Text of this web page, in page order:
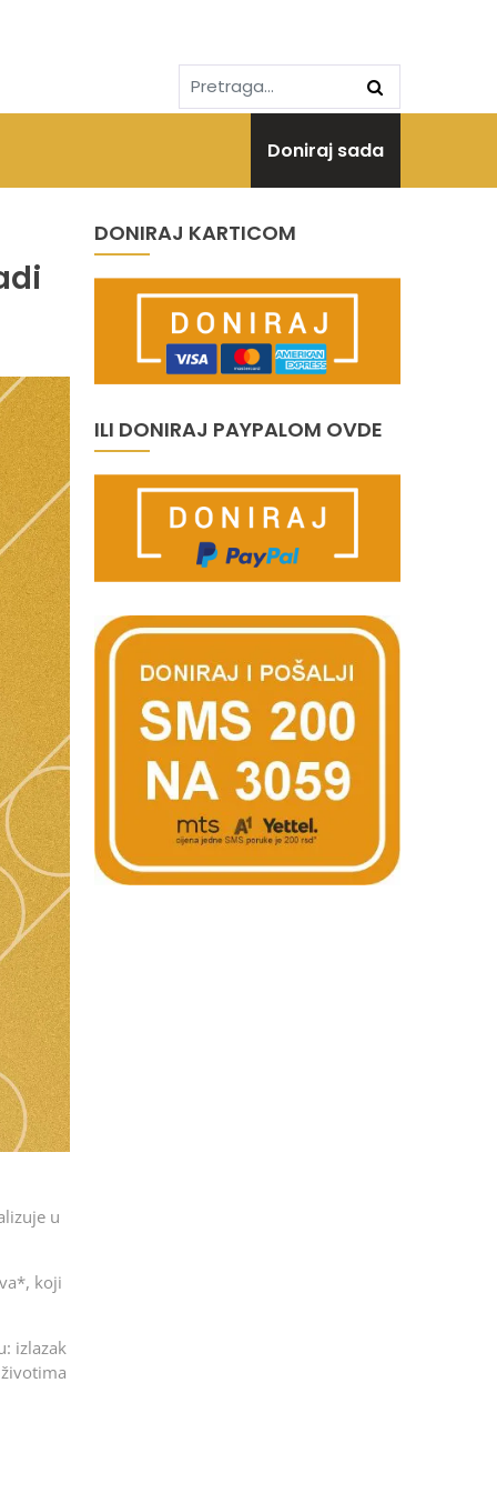
Doniraj sada
u
koji
izlazak
DONIRAJ KARTICOM
ILI DONIRAJ PAYPALOM OVDE